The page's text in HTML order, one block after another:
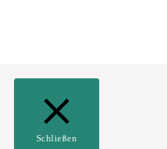
Schließen